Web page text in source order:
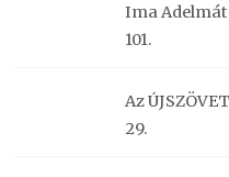
Ima
101.
Az
29.